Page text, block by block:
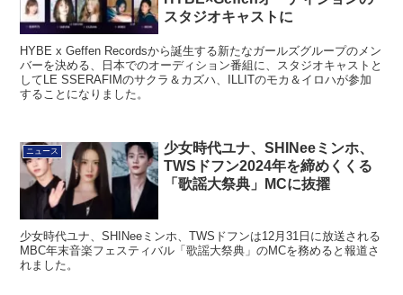
スタジオキャストに
HYBE x Geffen Recordsから誕生する新たなガールズグループのメン
バーを決める、日本でのオーディション番組に、スタジオキャストと
してLE SSERAFIMのサクラ＆カズハ、ILLITのモカ＆イロハが参加
することになりました。
ニュース
少女時代ユナ、SHINeeミンホ、
TWSドフン2024年を締めくくる
「歌謡大祭典」MCに抜擢
少女時代ユナ、SHINeeミンホ、TWSドフンは12月31日に放送される
MBC年末音楽フェスティバル「歌謡大祭典」のMCを務めると報道さ
れました。